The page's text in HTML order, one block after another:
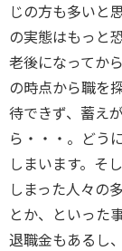
じの方も多いと
の実態はもっと
老後になってか
の時点から職を
待できず、蓄え
ら・・・。どう
しまいます。そ
しまった人々の
とか、といった
退職金もあるし